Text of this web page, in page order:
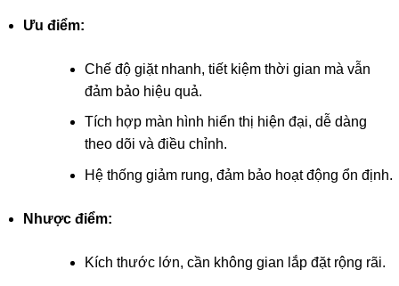
Ưu điểm:
Chế độ giặt nhanh, tiết kiệm thời gian mà vẫn
đảm bảo hiệu quả.
Tích hợp màn hình hiển thị hiện đại, dễ dàng
theo dõi và điều chỉnh.
Hệ thống giảm rung, đảm bảo hoạt động ổn định.
Nhược điểm:
Kích thước lớn, cần không gian lắp đặt rộng rãi.